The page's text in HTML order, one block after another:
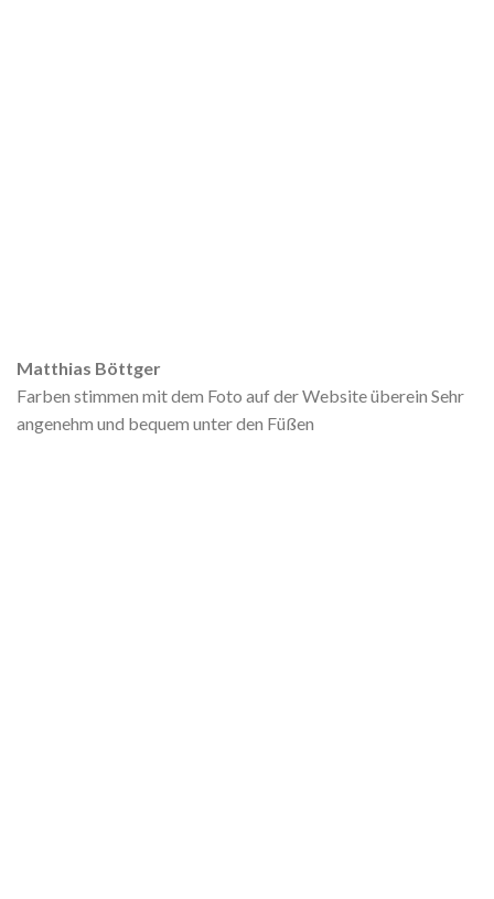
Matthias Böttger
Farben stimmen mit dem Foto auf der Website überein Sehr
angenehm und bequem unter den Füßen